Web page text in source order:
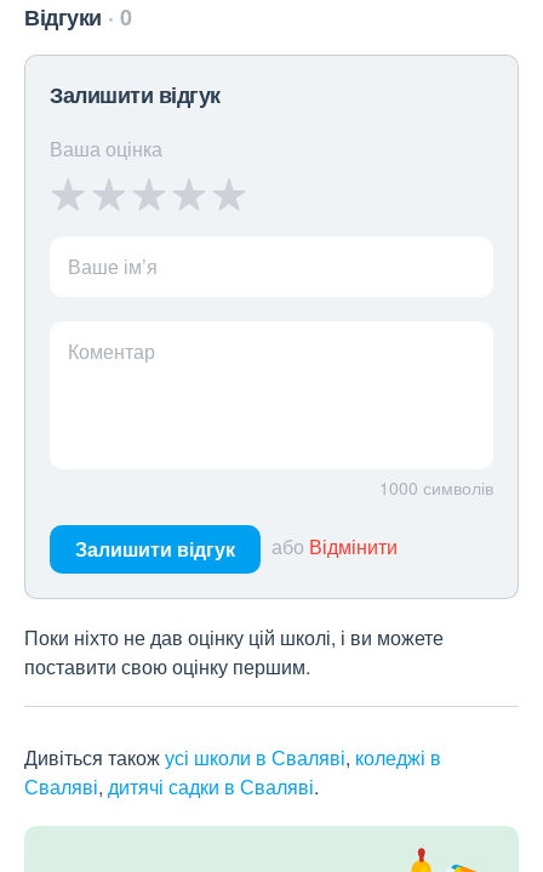
Відгуки 0
Залишити відгук
Ваша оцінка
Ваше ім’я
Коментар
1000 символів
Залишити відгук або Відмінити
Поки ніхто не дав оцінку цій школі, і ви можете
поставити свою оцінку першим.
Дивіться такожусі школи в Сваляві, коледжі в
Сваляві, дитячі садки в Сваляві.